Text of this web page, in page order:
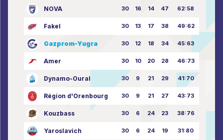
NOVA 30 16 14 47 62:58
Fakel 30 13 17 38 49:62
Gazprom-Yugra 30 12 18 34 45:63
Amer 30 10 20 28 46:73
Dynamo-Oural 30 9 21 29 41:70
Région d'Orenbourg 30 9 21 27 43:73
Kouzbass 30 6 24 23 38:76
Yaroslavich 30 6 24 19 31:80